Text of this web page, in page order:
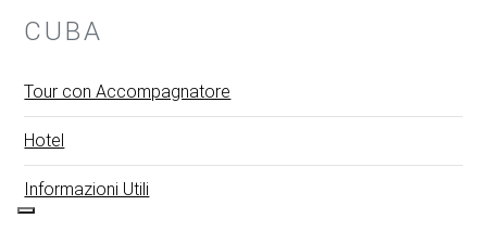
CUBA
Tour con Accompagnatore
Hotel
Informazioni Utili